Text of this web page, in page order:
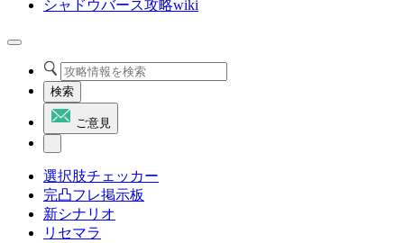
シャドウバース攻略wiki
検索
ご意見
選択肢チェッカー
完凸フレ掲示板
新シナリオ
リセマラ